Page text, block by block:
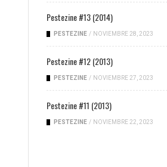
Pestezine #13 (2014)
PESTEZINE / NOVIEMBRE 28, 2023
Pestezine #12 (2013)
PESTEZINE / NOVIEMBRE 27, 2023
Pestezine #11 (2013)
PESTEZINE / NOVIEMBRE 22, 2023